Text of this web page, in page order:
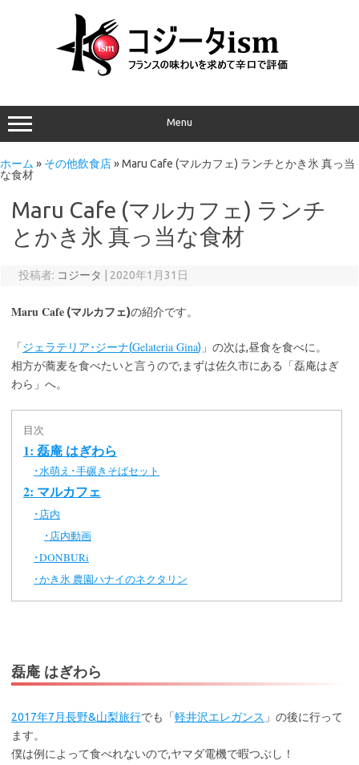
Menu
ホーム » その他飲食店»Maru Cafe (マルカフェ) ランチとかき氷 真っ当
な食材
Maru Cafe (マルカフェ) ランチ
とかき氷 真っ当な食材
投稿者: コジータ 2020年1月31日
Maru Cafe (マルカフェ)の紹介です。
「ジェラテリア･ジーナ(Gelateria Gina) 」の次は,昼食を食べに。
相方が蕎麦を食べたいと言うので,まずは佐久市にある「磊庵はぎ
わら」へ。
目次
1: 磊庵 はぎわら
･水萌え･手碾きそばセット
2: マルカフェ
･ 店内
･ 店内動画
･DONBURi
･かき氷 農園ハナイのネクタリン
磊庵 はぎわら
2017年7月長野&山梨旅行でも「軽井沢エレガンス 」の後に行って
ます。
僕は例によって食べれないので,ヤマダ電機で暇つぶし！